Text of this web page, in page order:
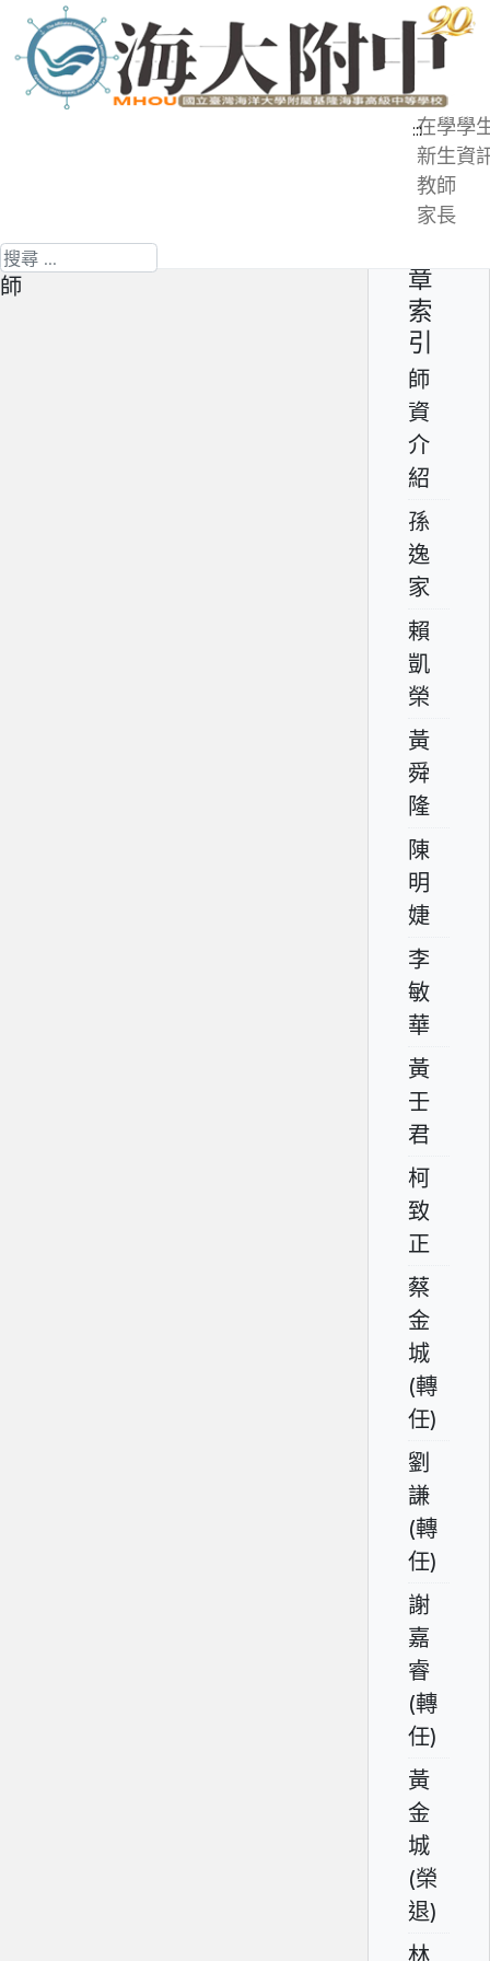
到
:::在學學
新生資
教師
家長
搜尋
章
索
引
師
資
介
紹
孫
逸
家
賴
凱
榮
黃
舜
隆
陳
明
婕
李
敏
華
黃
壬
君
柯
致
正
蔡
金
城
(轉
任)
劉
謙
(轉
任)
謝
嘉
睿
(轉
任)
黃
金
城
(榮
退)
林
專任教師兼航海一導師 - 黃舜隆老
師